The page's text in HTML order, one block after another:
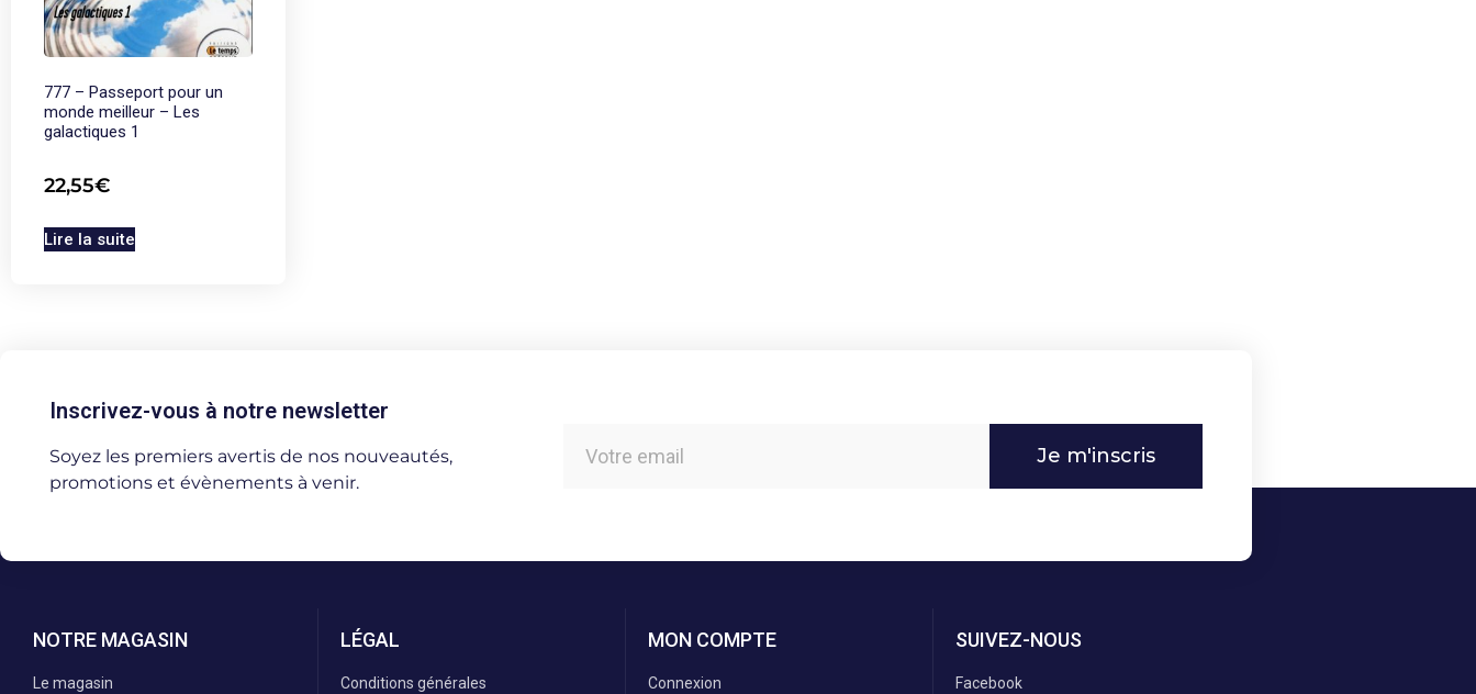
777 – Passeport pour un
monde meilleur – Les
galactiques 1
22,55€
Lire la suite
Inscrivez-vous à notre newsletter
Soyez les premiers avertis de nos nouveautés,
promotions et évènements à venir.
Je m'inscris
NOTRE MAGASIN
Le magasin
LÉGAL
Conditions générales
MON COMPTE
Connexion
SUIVEZ-NOUS
Facebook